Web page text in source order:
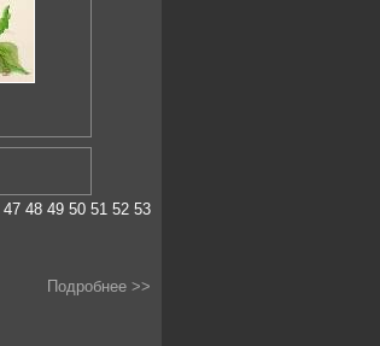
47 48 49 50 51 52 53
Подробнее >>